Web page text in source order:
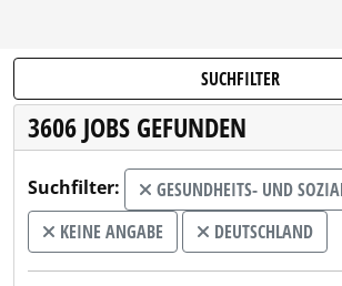
SUCHFILTER
3606 JOBS GEFUNDEN
Suchfilter:
GESUNDHEITS- UND
KEINE ANGABE
DEUTSCHLAND